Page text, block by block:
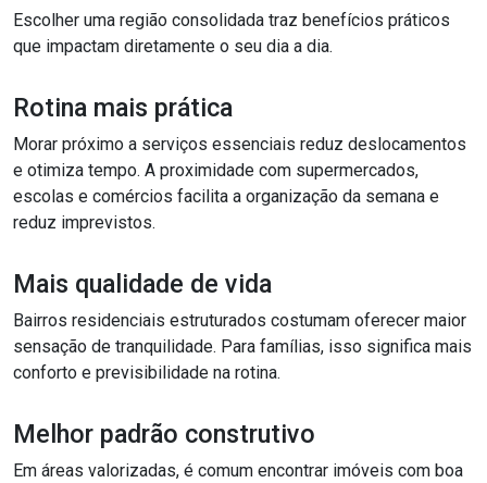
Escolher uma região consolidada traz benefícios práticos
que impactam diretamente o seu dia a dia.
Rotina mais prática
Morar próximo a serviços essenciais reduz deslocamentos
e otimiza tempo. A proximidade com supermercados,
escolas e comércios facilita a organização da semana e
reduz imprevistos.
Mais qualidade de vida
Bairros residenciais estruturados costumam oferecer maior
sensação de tranquilidade. Para famílias, isso significa mais
conforto e previsibilidade na rotina.
Melhor padrão construtivo
Em áreas valorizadas, é comum encontrar imóveis com boa